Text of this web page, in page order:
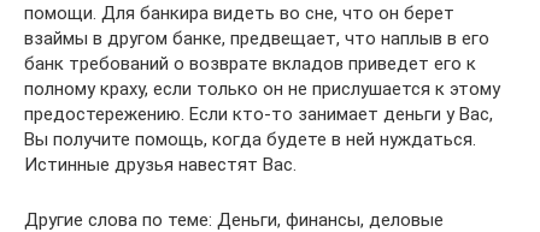
помощи. Для банкира видеть во сне, что он берет
взаймы в другом банке, предвещает, что наплыв в его
банк требований о возврате вкладов приведет его к
полному краху, если только он не прислушается к этому
предостережению. Если кто-то занимает деньги у Вас,
Вы получите помощь, когда будете в ней нуждаться.
Истинные друзья навестят Вас.
Другие слова по теме: Деньги, финансы, деловые